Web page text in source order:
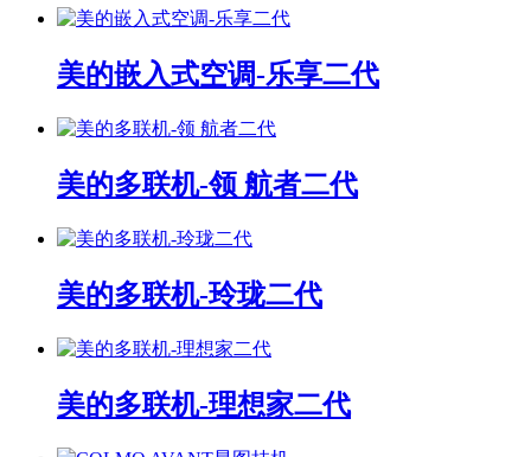
美的嵌入式空调-乐享二代
美的多联机-领 航者二代
美的多联机-玲珑二代
美的多联机-理想家二代